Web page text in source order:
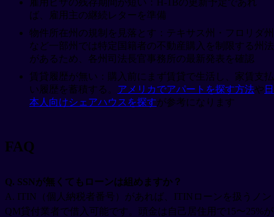
ば、雇用主の継続レターを準備
物件所在州の規制を見落とす：テキサス州・フロリダ州
など一部州では特定国籍者の不動産購入を制限する州法
があるため、各州司法長官事務所の最新発表を確認
賃貸履歴が無い：購入前にまず賃貸で生活し、家賃支払
い履歴を蓄積する。 アメリカでアパートを探す方法や 日
本人向けシェアハウスを探すが参考になります
FAQ
Q. SSNが無くてもローンは組めますか？
A. ITIN（個人納税者番号）があれば、ITINローンを扱うノン
QM貸付業者で借入可能です。頭金は自己居住用で15〜25%が